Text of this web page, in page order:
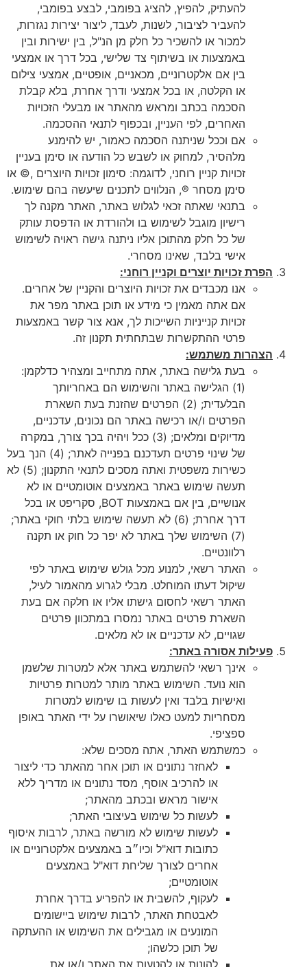
להעתיק, להפיץ, להציג בפומבי, לבצע בפומבי,
להעביר לציבור, לשנות, לעבד, ליצור יצירות נגזרות,
למכור או להשכיר כל חלק מן הנ"ל, בין ישירות ובין
באמצעות או בשיתוף צד שלישי, בכל דרך או אמצעי
בין אם אלקטרוניים, מכאניים, אופטיים, אמצעי צילום
או הקלטה, או בכל אמצעי ודרך אחרת, בלא קבלת
הסכמה בכתב ומראש מהאתר או מבעלי הזכויות
האחרים, לפי העניין, ובכפוף לתנאי ההסכמה.
אם וככל שניתנה הסכמה כאמור, יש להימנע
מלהסיר, למחוק או לשבש כל הודעה או סימן בעניין
זכויות קניין רוחני, לדוגמה: סימון זכויות היוצרים ,© או
סימן מסחר ®, הנלווים לתכנים שיעשה בהם שימוש.
בתנאי שאתה זכאי לגלוש באתר, האתר מקנה לך
רישיון מוגבל לשימוש בו ולהורדת או הדפסת עותק
של כל חלק מהתוכן אליו ניתנה גישה ראויה לשימוש
אישי בלבד, שאינו מסחרי.
הפרת זכויות יוצרים וקניין רוחני:
אנו מכבדים את זכויות היוצרים והקניין של אחרים.
אם אתה מאמין כי מידע או תוכן באתר מפר את
זכויות קנייניות השייכות לך, אנא צור קשר באמצעות
פרטי ההתקשרות שבתחתית תקנון זה.
הצהרות משתמש:
בעת גלישה באתר, אתה מתחייב ומצהיר כדלקמן:
(1) הגלישה באתר והשימוש הם באחריותך
הבלעדית; (2) הפרטים שהזנת בעת השארת
הפרטים ו/או רכישה באתר הם נכונים, עדכניים,
מדיוקים ומלאים; (3) ככל ויהיה בכך צורך, במקרה
של שינוי פרטים תעדכנם בפנייה לאתר; (4) הנך בעל
כשירות משפטית ואתה מסכים לתנאי התקנון; (5) לא
תעשה שימוש באתר באמצעים אוטומטיים או לא
אנושיים, בין אם באמצעות BOT, סקריפט או בכל
דרך אחרת; (6) לא תעשה שימוש בלתי חוקי באתר;
(7) השימוש שלך באתר לא יפר כל חוק או תקנה
רלוונטיים.
האתר רשאי, למנוע מכל גולש שימוש באתר לפי
שיקול דעתו המוחלט. מבלי לגרוע מהאמור לעיל,
האתר רשאי לחסום גישתו אליו או חלקה אם בעת
השארת פרטים באתר נמסרו במתכוון פרטים
שגויים, לא עדכניים או לא מלאים.
פעילות אסורה באתר:
אינך רשאי להשתמש באתר אלא למטרות שלשמן
הוא נועד. השימוש באתר מותר למטרות פרטיות
ואישיות בלבד ואין לעשות בו שימוש למטרות
מסחריות למעט כאלו שיאושרו על ידי האתר באופן
ספציפי.
כמשתמש האתר, אתה מסכים שלא:
לאחזר נתונים או תוכן אחר מהאתר כדי ליצור
או להרכיב אוסף, מסד נתונים או מדריך ללא
אישור מראש ובכתב מהאתר;
לעשות כל שימוש בעיצובי האתר;
לעשות שימוש לא מורשה באתר, לרבות איסוף
כתובות דוא"ל וכיו״ב באמצעים אלקטרוניים או
אחרים לצורך שליחת דוא"ל באמצעים
אוטומטיים;
לעקוף, להשבית או להפריע בדרך אחרת
לאבטחת האתר, לרבות שימוש ביישומים
המונעים או מגבילים את השימוש או ההעתקה
של תוכן כלשהו;